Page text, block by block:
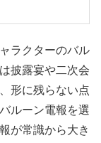
ラクターのバル
披露宴や二次会
形に残らない点
ルーン電報を選
が常識から大き